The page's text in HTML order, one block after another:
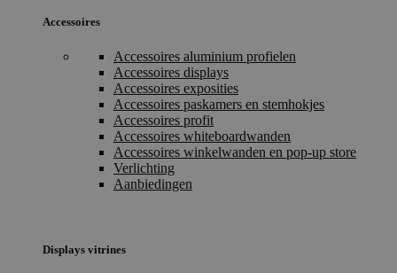
Accessoires
Accessoires aluminium profielen
Accessoires displays
Accessoires exposities
Accessoires paskamers en stemhokjes
Accessoires profit
Accessoires whiteboardwanden
Accessoires winkelwanden en pop-up store
Verlichting
Aanbiedingen
Displays vitrines